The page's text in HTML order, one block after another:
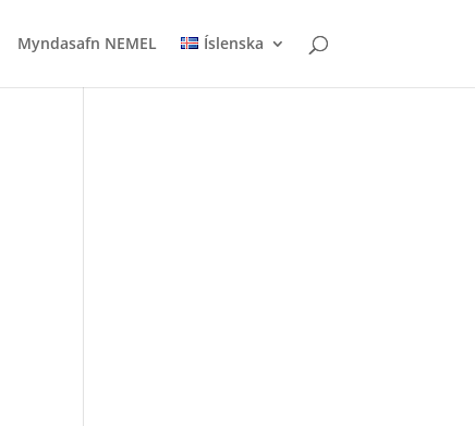
Myndasafn NEMEL Íslenska